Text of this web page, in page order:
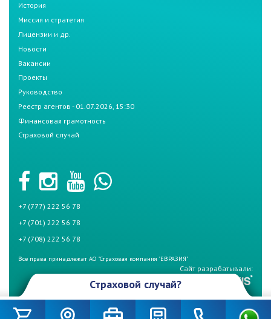
История
Миссия и стратегия
Лицензии и др.
Новости
Вакансии
Проекты
Руководство
Реестр агентов - 01.07.2026, 15:30
Финансовая грамотность
Страховой случай
+7 (777) 222 56 78
+7 (701) 222 56 78
+7 (708) 222 56 78
Все права принадлежат АО "Страховая компания "ЕВРАЗИЯ"
Сайт разрабатывали:
Страховой случай?
беспокойтесь, если у Вас страховой полис СК «Евразия». Для начала